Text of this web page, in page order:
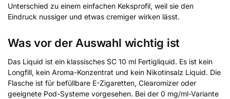
Unterschied zu einem einfachen Keksprofil, weil sie den
Eindruck nussiger und etwas cremiger wirken lässt.
Was vor der Auswahl wichtig ist
Das Liquid ist ein klassisches SC 10 ml Fertigliquid. Es ist kein
Longfill, kein Aroma-Konzentrat und kein Nikotinsalz Liquid. Die
Flasche ist für befüllbare E-Zigaretten, Clearomizer oder
geeignete Pod-Systeme vorgesehen. Bei der 0 mg/ml-Variante